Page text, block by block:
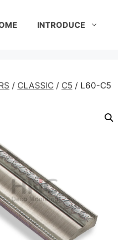
INTRODUCE
/ CLASSIC / C5 / L60-C5